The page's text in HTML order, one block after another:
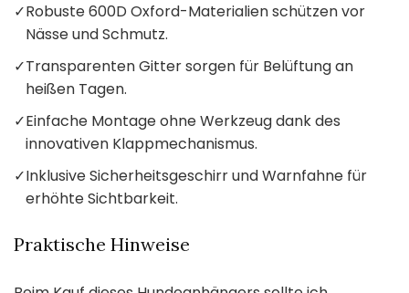
✓Robuste 600D Oxford-Materialien schützen vor
Nässe und Schmutz.
✓Transparenten Gitter sorgen für Belüftung an
heißen Tagen.
✓Einfache Montage ohne Werkzeug dank des
innovativen Klappmechanismus.
✓Inklusive Sicherheitsgeschirr und Warnfahne für
erhöhte Sichtbarkeit.
Praktische Hinweise